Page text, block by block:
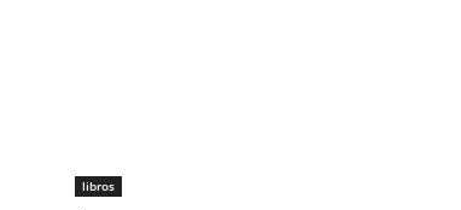
libros